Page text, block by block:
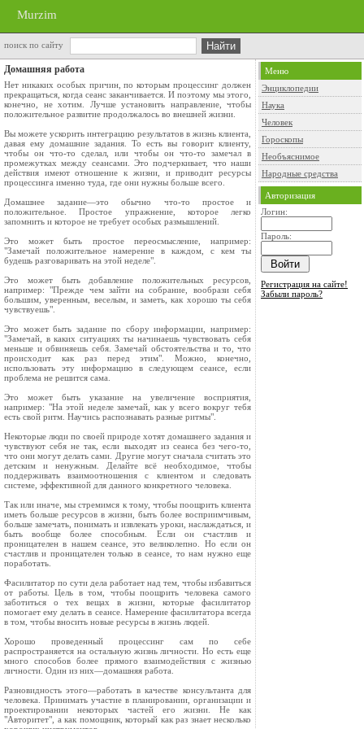
Murzim
поиск по сайту
Домашняя работа
Нет никаких особых причин, по которым процессинг должен
прекращаться, когда сеанс заканчивается. И поэтому мы этого,
конечно, не хотим. Лучше установить направление, чтобы
положительное развитие продолжалось во внешней жизни.
Вы можете ускорить интеграцию результатов в жизнь клиента,
давая ему домашние задания. То есть вы говорит клиенту,
чтобы он что-то сделал, или чтобы он что-то замечал в
промежутках между сеансами. Это подчеркивает, что наши
действия имеют отношение к жизни, и приводит ресурсы
процессинга именно туда, где они нужны больше всего.
Домашнее задание—это обычно что-то простое и
положительное. Простое упражнение, которое легко
запомнить и которое не требует особых размышлений.
Это может быть простое переосмысление, например:
"Замечай положительное намерение в каждом, с кем ты
будешь разговаривать на этой неделе".
Это может быть добавление положительных ресурсов,
например: "Прежде чем зайти на собрание, вообрази себя
большим, уверенным, веселым, и заметь, как хорошо ты себя
чувствуешь".
Это может быть задание по сбору информации, например:
"Замечай, в каких ситуациях ты начинаешь чувствовать себя
меньше и обвиняешь себя. Замечай обстоятельства и то, что
происходит как раз перед этим". Можно, конечно,
использовать эту информацию в следующем сеансе, если
проблема не решится сама.
Это может быть указание на увеличение восприятия,
например: "На этой неделе замечай, как у всего вокруг тебя
есть свой ритм. Научись распознавать разные ритмы".
Некоторые люди по своей природе хотят домашнего задания и
чувствуют себя не так, если выходят из сеанса без чего-то,
что они могут делать сами. Другие могут сначала считать это
детским и ненужным. Делайте всё необходимое, чтобы
поддерживать взаимоотношения с клиентом и следовать
системе, эффективной для данного конкретного человека.
Так или иначе, мы стремимся к тому, чтобы поощрить клиента
иметь больше ресурсов в жизни, быть более восприимчивым,
больше замечать, понимать и извлекать уроки, наслаждаться, и
быть вообще более способным. Если он счастлив и
проницателен в нашем сеансе, это великолепно. Но если он
счастлив и проницателен только в сеансе, то нам нужно еще
поработать.
Фасилитатор по сути дела работает над тем, чтобы избавиться
от работы. Цель в том, чтобы поощрить человека самого
заботиться о тех вещах в жизни, которые фасилитатор
помогает ему делать в сеансе. Намерение фасилитатора всегда
в том, чтобы вносить новые ресурсы в жизнь людей.
Хорошо проведенный процессинг сам по себе
распространяется на остальную жизнь личности. Но есть еще
много способов более прямого взаимодействия с жизнью
личности. Один из них—домашняя работа.
Разновидность этого—работать в качестве консультанта для
человека. Принимать участие в планировании, организации и
проектировании некоторых частей его жизни. Не как
"Авторитет", а как помощник, который как раз знает несколько
Меню
Энциклопедии
Наука
Человек
Гороскопы
Необъяснимое
Народные средства
Авторизация
Логин:
Пароль:
Регистрация на сайте!
Забыли пароль?